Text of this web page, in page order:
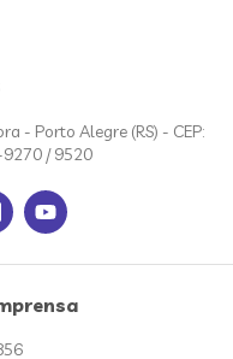
- Porto Alegre (RS) - CEP:
/ 9520